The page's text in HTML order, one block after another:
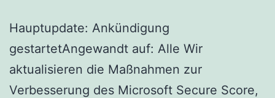
Hauptupdate: Ankündigung
gestartetAngewandt auf: Alle Wir
aktualisieren die Maßnahmen zur
Verbesserung des Microsoft Secure Score,